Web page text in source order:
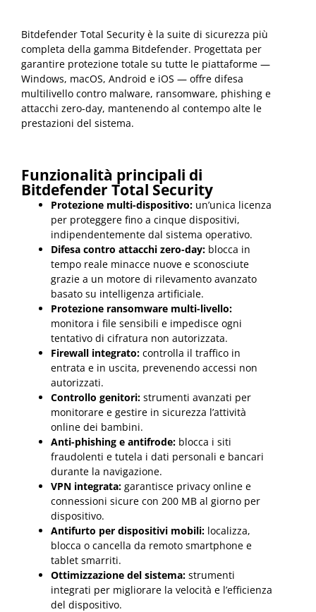
Bitdefender Total Security è la suite di sicurezza più
completa della gamma Bitdefender. Progettata per
garantire protezione totale su tutte le piattaforme —
Windows, macOS, Android e iOS — offre difesa
multilivello contro malware, ransomware, phishing e
attacchi zero-day, mantenendo al contempo alte le
prestazioni del sistema.
Funzionalità principali di
Bitdefender Total Security
Protezione multi-dispositivo: un’unica licenza
per proteggere fino a cinque dispositivi,
indipendentemente dal sistema operativo.
Difesa contro attacchi zero-day: blocca in
tempo reale minacce nuove e sconosciute
grazie a un motore di rilevamento avanzato
basato su intelligenza artificiale.
Protezione ransomware multi-livello:
monitora i file sensibili e impedisce ogni
tentativo di cifratura non autorizzata.
Firewall integrato: controlla il traffico in
entrata e in uscita, prevenendo accessi non
autorizzati.
Controllo genitori: strumenti avanzati per
monitorare e gestire in sicurezza l’attività
online dei bambini.
Anti-phishing e antifrode: blocca i siti
fraudolenti e tutela i dati personali e bancari
durante la navigazione.
VPN integrata: garantisce privacy online e
connessioni sicure con 200 MB al giorno per
dispositivo.
Antifurto per dispositivi mobili: localizza,
blocca o cancella da remoto smartphone e
tablet smarriti.
Ottimizzazione del sistema: strumenti
integrati per migliorare la velocità e l’efficienza
del dispositivo.